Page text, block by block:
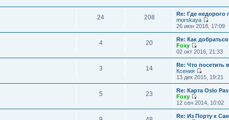
и
ю с
о
о
щ
н
и
ю
п
о
с
л
е
д
н
е
с
о
о
щ
н
и
ю
й
т
п
о
л
е
д
е
с
о
о
щ
24 208
Re: Где недорого
morskaya
П
е
р
е
й
т
к
п
о
л
д
н
е
26 июн 2018, 17:09
4 20
Re: Как
Foxy
П
е
р
е
й
т
к
п
о
л
02 окт 2016, 21:33
3 14
Re: Что посетить
Ксения
П
е
р
е
й
т
13 дек 2015, 19:21
5 23
Re: Карта Oslo
Foxy
П
е
р
12 сен 2014, 10:02
Re: Из Порту к